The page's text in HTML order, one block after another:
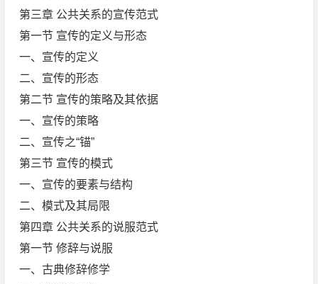
第三章 公共关系的宣传范式
第一节 宣传的定义与形态
一、宣传的定义
二、宣传的形态
第二节 宣传的策略及其依据
一、宣传的策略
二、宣传之“锚”
第三节 宣传的模式
一、宣传的要素与结构
二、模式及其局限
第四章 公共关系的说服范式
第一节 修辞与说服
一、古典修辞修学